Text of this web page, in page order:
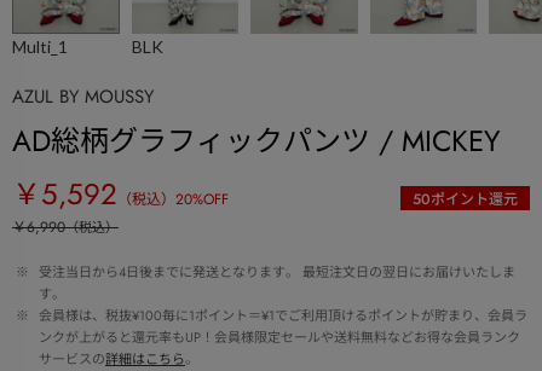
Multi_1 BLK
AZUL BY MOUSSY
AD総柄グラフィックパンツ / MICKEY
￥5,592 （税込） 20%OFF 50ポイント還元
￥6,990（税込）
※
受注当日から4日後までに発送となります。 最短注文日の翌日にお届けいたしま
す。
※
会員様は、税抜¥100毎に1ポイント＝¥1でご利用頂けるポイントが貯まり、会員ラ
ンクが上がると還元率もUP！会員様限定セールや送料無料などお得な会員ランク
サービスの詳細はこちら。